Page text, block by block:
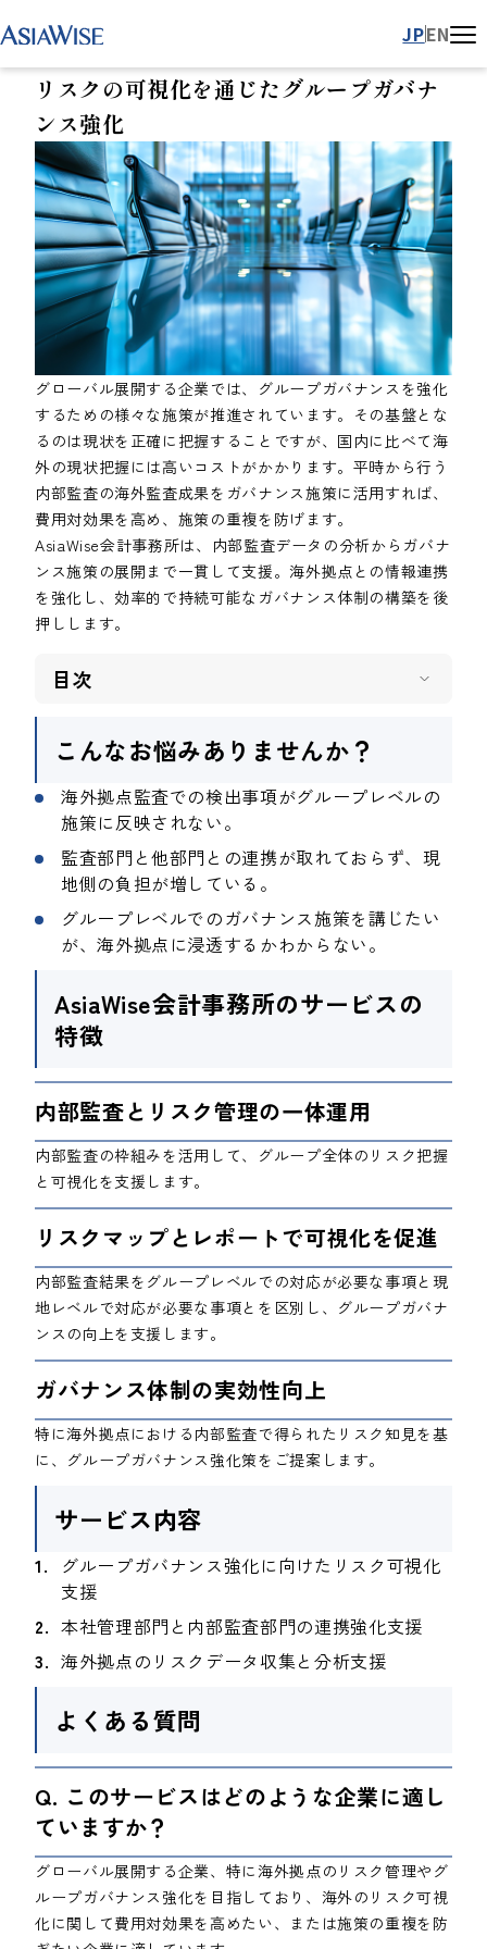
JPEN
リスクの可視化を通じたグループガバナ
ンス強化
グローバル展開する企業では、グループガバナンスを強化
するための様々な施策が推進されています。その基盤とな
るのは現状を正確に把握することですが、国内に比べて海
外の現状把握には高いコストがかかります。平時から行う
内部監査の海外監査成果をガバナンス施策に活用すれば、
費用対効果を高め、施策の重複を防げます。
AsiaWise会計事務所は、内部監査データの分析からガバナ
ンス施策の展開まで一貫して支援。海外拠点との情報連携
を強化し、効率的で持続可能なガバナンス体制の構築を後
押しします。
目次
こんなお悩みありませんか？
海外拠点監査での検出事項がグループレベルの
施策に反映されない。
監査部門と他部門との連携が取れておらず、現
地側の負担が増している。
グループレベルでのガバナンス施策を講じたい
が、海外拠点に浸透するかわからない。
AsiaWise会計事務所のサービスの
特徴
内部監査とリスク管理の一体運用
内部監査の枠組みを活用して、グループ全体のリスク把握
と可視化を支援します。
リスクマップとレポートで可視化を促進
内部監査結果をグループレベルでの対応が必要な事項と現
地レベルで対応が必要な事項とを区別し、グループガバナ
ンスの向上を支援します。
ガバナンス体制の実効性向上
特に海外拠点における内部監査で得られたリスク知見を基
に、グループガバナンス強化策をご提案します。
サービス内容
グループガバナンス強化に向けたリスク可視化
支援
本社管理部門と内部監査部門の連携強化支援
海外拠点のリスクデータ収集と分析支援
よくある質問
Q. このサービスはどのような企業に適し
ていますか？
グローバル展開する企業、特に海外拠点のリスク管理やグ
ループガバナンス強化を目指しており、海外のリスク可視
化に関して費用対効果を高めたい、または施策の重複を防